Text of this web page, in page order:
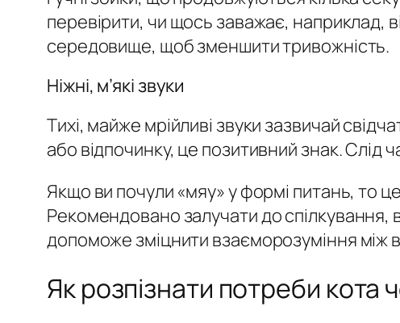
перевірити, чи щось заважає, наприклад,
середовище, щоб зменшити тривожність.
Ніжні, м’які звуки
Тихі, майже мрійливі звуки зазвичай
або відпочинку, це позитивний знак.
Якщо ви почули «мяу» у формі питань, то
Рекомендовано залучати до спілкування,
допоможе зміцнити взаєморозуміння між
Як розпізнати потреби кота